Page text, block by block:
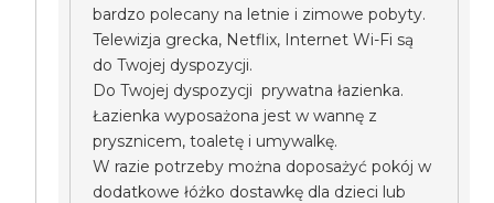
bardzo polecany na letnie i zimowe pobyty.
Telewizja grecka, Netflix, Internet Wi-Fi są
do Twojej dyspozycji.
Do Twojej dyspozycji prywatna łazienka.
Łazienka wyposażona jest w wannę z
prysznicem, toaletę i umywalkę.
W razie potrzeby można doposażyć pokój w
dodatkowe łóżko dostawkę dla dzieci lub